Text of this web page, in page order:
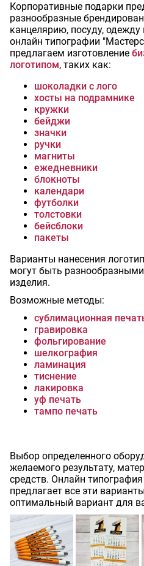
Корпоративные подарки
разнообразные
канцелярию, посуду,
онлайн типографии
предлагаем изготовление
логотипом, таких как:
шоколадки с лого
хосты на подрамнике
кружки
бейджи
значки
ручки
магниты
ежедневники
блокноты
календари
футболки
толстовки
бейсблоки
пакеты
Варианты нанесения
могут быть
изделия.
Возможные методы:
сублимационная
гравировка
фольгирование
шелкография
ламинация
тиснение
лакировка
уф печать
тампо печать
Выбор определенного
желаемого результату,
средств. Онлайн
предлагает все эти
оптимальный вариант для